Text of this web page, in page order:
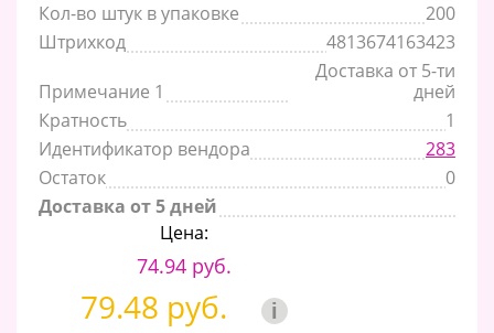
Кол-во штук в упаковке
200
Штрихкод
4813674163423
Примечание 1
Доставка от 5-ти
дней
Кратность
1
Идентификатор вендора
283
Остаток
0
Доставка от 5 дней
Цена:
74.94 руб.
79.48 руб. i